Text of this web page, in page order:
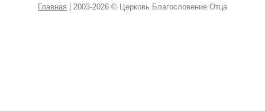
Главная | 2003-2026 © Церковь Благословение Отца